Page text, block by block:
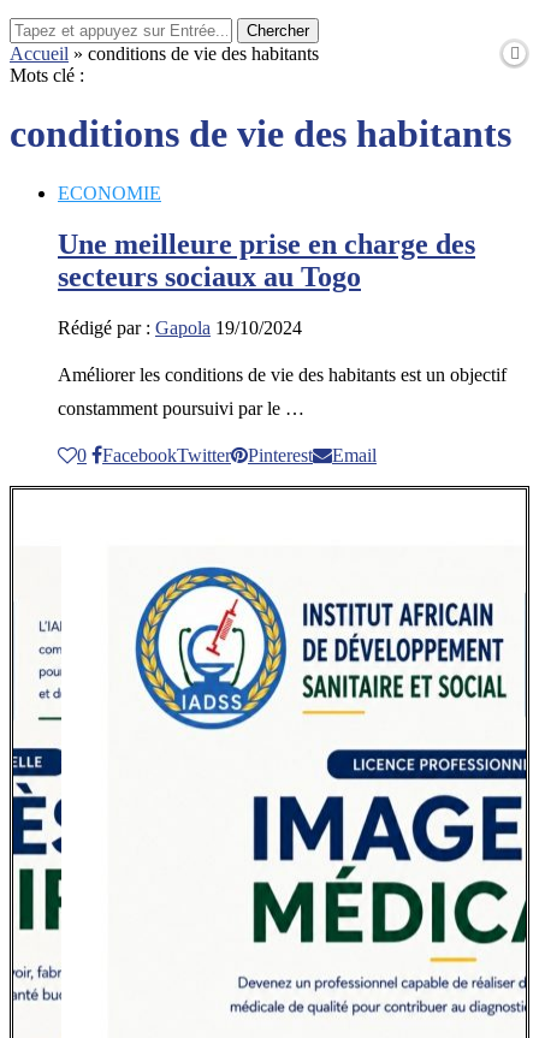
Chercher
Accueil » conditions de vie des habitants
Mots clé :
conditions de vie des habitants
ECONOMIE
Une meilleure prise en charge des
secteurs sociaux au Togo
Rédigé par : Gapola 19/10/2024
Améliorer les conditions de vie des habitants est un objectif
constamment poursuivi par le …
0 FacebookTwitter Pinterest Email